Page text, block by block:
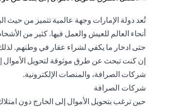
تُعد دولة الإمارات وجهة عالمية تتميز من حيث
أنحاء العالم للعيش والعمل فيها. كثير من
حتى ادخار ما يكفي لشراء عقار في وطنهم.
إن كنت تبحث عن طرق موثوقة لتحويل الأموال
شركات الصرافة، والمنصات الإلكترونية.
شركات الصرافة
حين ترغب بتحويل الأموال إلى الخارج دون